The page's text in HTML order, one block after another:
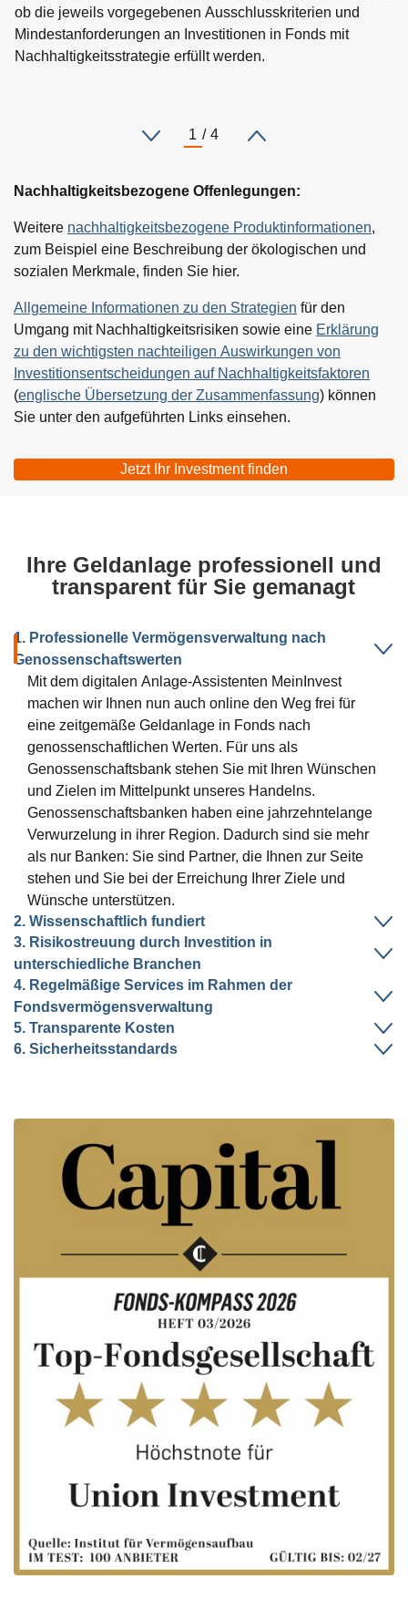
ob die jeweils vorgegebenen Ausschlusskriterien und
Mindestanforderungen an Investitionen in Fonds mit
Nachhaltigkeitsstrategie erfüllt werden.
Nachhaltigkeitsbezogene Offenlegungen:
Weitere nachhaltigkeitsbezogene Produktinformationen,
zum Beispiel eine Beschreibung der ökologischen und
sozialen Merkmale, finden Sie hier.
Allgemeine Informationen zu den Strategien für den
Umgang mit Nachhaltigkeitsrisiken sowie eine Erklärung
zu den wichtigsten nachteiligen Auswirkungen von
Investitionsentscheidungen auf Nachhaltigkeitsfaktoren
(englische Übersetzung der Zusammenfassung) können
Sie unter den aufgeführten Links einsehen.
Jetzt Ihr Investment finden
Öffnet
einen
neuen
Tab
Ihre Geldanlage professionell und
transparent für Sie gemanagt
Mit dem digitalen Anlage-Assistenten MeinInvest
machen wir Ihnen nun auch online den Weg frei für
eine zeitgemäße Geldanlage in Fonds nach
genossenschaftlichen Werten. Für uns als
Genossenschaftsbank stehen Sie mit Ihren Wünschen
und Zielen im Mittelpunkt unseres Handelns.
Genossenschaftsbanken haben eine jahrzehntelange
Verwurzelung in ihrer Region. Dadurch sind sie mehr
als nur Banken: Sie sind Partner, die Ihnen zur Seite
stehen und Sie bei der Erreichung Ihrer Ziele und
Wünsche unterstützen.